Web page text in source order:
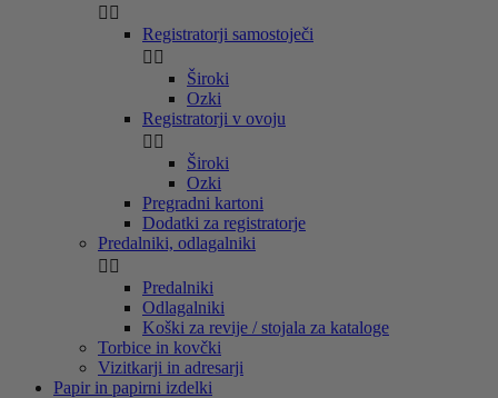
 
Registratorji samostoječi
 
Široki
Ozki
Registratorji v ovoju
 
Široki
Ozki
Pregradni kartoni
Dodatki za registratorje
Predalniki, odlagalniki
 
Predalniki
Odlagalniki
Koški za revije / stojala za kataloge
Torbice in kovčki
Vizitkarji in adresarji
Papir in papirni izdelki